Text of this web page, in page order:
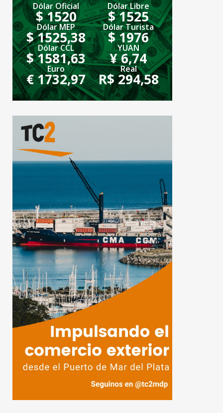
Dólar Oficial
$ 1520
Dólar Libre
$ 1525
Dólar MEP
$ 1525,38
Dólar Turista
$ 1976
Dólar CCL
$ 1581,63
YUAN
¥ 6,74
Euro
€ 1732,97
Real
R$ 294,58